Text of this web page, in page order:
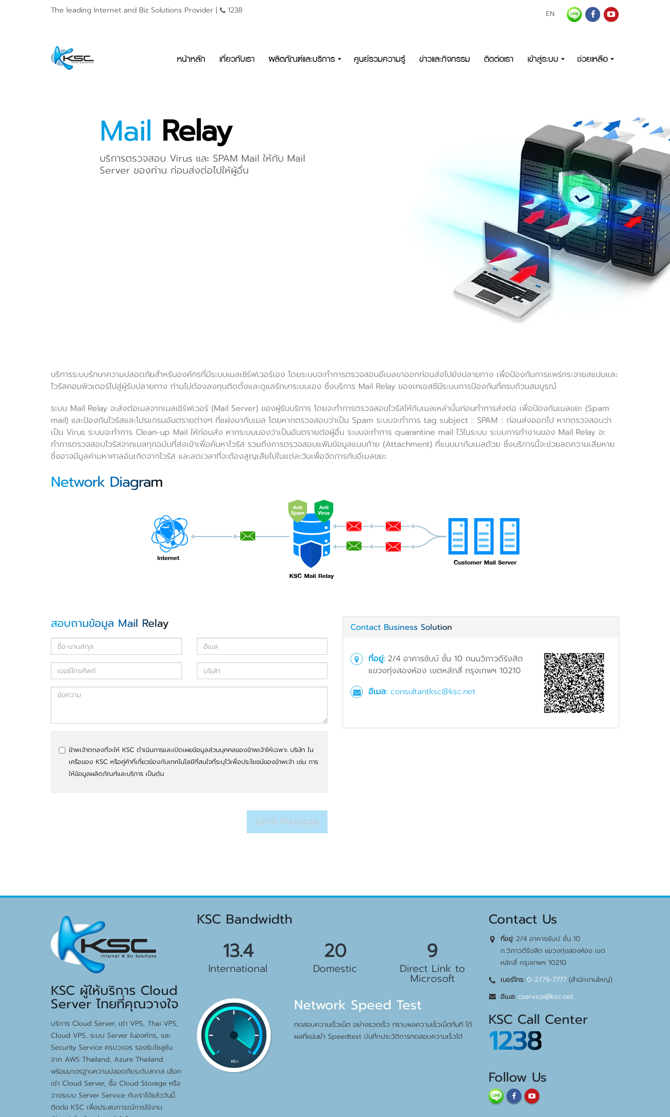
The leading Internet and Biz Solutions Provider | 1238 EN
หน้าหลัก เกี่ยวกับเรา ผลิตภัณฑ์และบริการ ศูนย์รวมความรู้ ข่าวและกิจกรรม ติดต่อเรา เข้าสู่ระบบ ช่วยเหลือ
Mail Relay
บริการตรวจสอบ Virus และ SPAM Mail ให้กับ Mail
Server ของท่าน ก่อนส่งต่อไปให้ผู้อื่น
บริการระบบรักษาความปลอดภัยสำหรับองค์กรที่มีระบบเมลเซิร์ฟเวอร์เอง โดยระบบจะทำการตรวจสอบอีเมลขาออกก่อนส่งไปยังปลายทาง เพื่อป้องกันการแพร่กระจายสแปมและ
ไวรัสคอมพิวเตอร์ไปสู่ผู้รับปลายทาง ท่านไม่ต้องลงทุนติดตั้งและดูแลรักษาระบบเอง ซึ่งบริการ Mail Relay ของเคเอสซีมีระบบการป้องกันที่ครบถ้วนสมบูรณ์
ระบบ Mail Relay จะส่งต่อเมลจากเมลเซิร์ฟเวอร์ (Mail Server) ของผู้รับบริการ โดยจะทำการตรวจสอบไวรัสให้กับเมลเหล่านั้นก่อนทำการส่งต่อ เพื่อป้องกันเมลขยะ (Spam
mail) และป้องกันไวรัสและโปรแกรมอันตรายต่างๆ ที่แฝงมากับเมล โดยหากตรวจสอบว่าเป็น Spam ระบบจะทำการ tag subject :: SPAM :: ก่อนส่งออกไป หากตรวจสอบว่า
เป็น Virus ระบบจะทำการ Clean-up Mail ให้ก่อนส่ง หากระบบมองว่าเป็นอันตรายต่อผู้อื่น ระบบจะทำการ quarantine mail ไว้ในระบบ ระบบการทำงานของ Mail Relay จะ
ทำการตรวจสอบไวรัสจากเมลทุกฉบับที่ส่งเข้าเพื่อค้นหาไวรัส รวมถึงการตรวจสอบแฟ้มข้อมูลแนบท้าย (Attachment) ที่แนบมากับเมลด้วย ซึ่งบริการนี้จะช่วยลดความเสียหาย
ซึ่งอาจมีมูลค่ามหาศาลอันเกิดจากไวรัส และลดเวลาที่จะต้องสูญเสียไปในแต่ละวันเพื่อจัดการกับอีเมลขยะ
Network Diagram
สอบถามข้อมูล Mail Relay
ข้าพเจ้าตกลงที่จะให้ KSC ดำเนินการและเปิดเผยข้อมูลส่วนบุคคลของข้าพเจ้าให้เฉพาะ บริษัท ใน
เครือของ KSC หรือคู่ค้าที่เกี่ยวข้องกับเทคโนโลยีที่สนใจที่ระบุไว้เพื่อประโยชน์ของข้าพเจ้า เช่น การ
ให้ข้อมูลผลิตภัณฑ์และบริการ เป็นต้น
Contact Business Solution
ที่อยู่: 2/4 อาคารชับบ์ ชั้น 10 ถนนวิภาวดีรังสิต
แขวงทุ่งสองห้อง เขตหลักสี่ กรุงเทพฯ 10210
อีเมล: consultantksc@ksc.net
KSC ผู้ให้บริการ Cloud
Server ไทยที่คุณวางใจ
บริการ Cloud Server, เช่า VPS, Thai VPS,
Cloud VPS, ระบบ Server ในองค์กร, และ
Security Service ครบวงจร รองรับโซลูชัน
จาก AWS Thailand, Azure Thailand
พร้อมมาตรฐานความปลอดภัยระดับสากล เลือก
เช่า Cloud Server, ซื้อ Cloud Storage หรือ
วางระบบ Server Service กับเราได้แล้ววันนี้
ติดต่อ KSC เพื่อประสบการณ์การใช้งาน
KSC Bandwidth
15.5 Gbps
International
23 Gbps
Domestic
10 Gbps
Direct Link to
Microsoft
Network Speed Test
ทดสอบความเร็วเน็ต อย่างรวดเร็ว ทราบผลความเร็วเน็ตทันที ได้
ผลที่แม่นยำ Speedtest บันทึกประวัติการทดสอบความเร็วได้
Contact Us
ที่อยู่:2/4 อาคารชับบ์ ชั้น 10
ถ.วิภาวดีรังสิต แขวงทุ่งสองห้อง เขต
หลักสี่ กรุงเทพฯ 10210
เบอร์โทร: 0-2779-7777(สำนักงานใหญ่)
อีเมล: cservice@ksc.net
KSC Call Center
1238
Follow Us